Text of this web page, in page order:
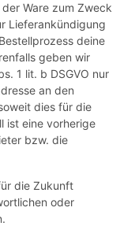
Ware zum Zweck
Lieferankündigung
deine
geben wir
1 lit. b DSGVO nur
an den
dies für die
ist eine vorherige
bzw. die
die Zukunft
oder